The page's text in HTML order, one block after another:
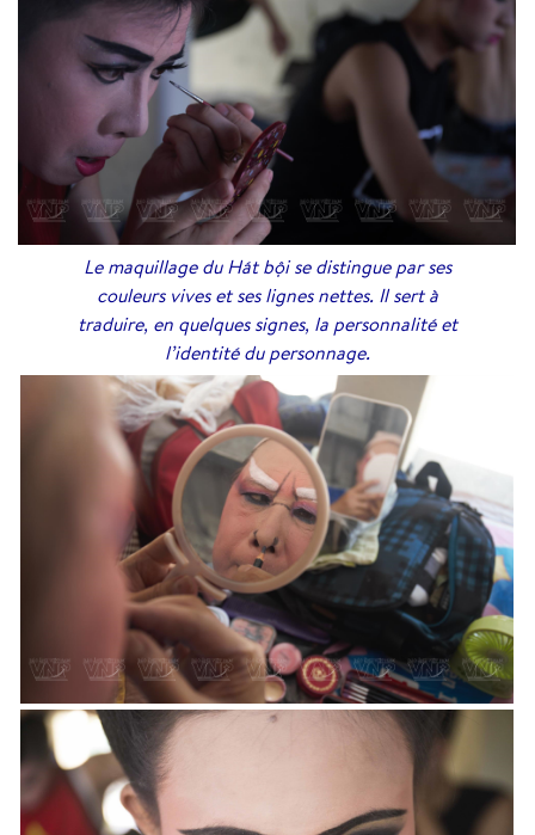
Le maquillage du Hát bội se distingue par ses
couleurs vives et ses lignes nettes. Il sert à
traduire, en quelques signes, la personnalité et
l’identité du personnage.